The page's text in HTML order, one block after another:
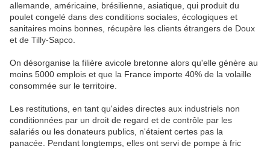
allemande, américaine, brésilienne, asiatique, qui produit du
poulet congelé dans des conditions sociales, écologiques et
sanitaires moins bonnes, récupère les clients étrangers de Doux
et de Tilly-Sapco.
On désorganise la filière avicole bretonne alors qu'elle génère au
moins 5000 emplois et que la France importe 40% de la volaille
consommée sur le territoire.
Les restitutions, en tant qu'aides directes aux industriels non
conditionnées par un droit de regard et de contrôle par les
salariés ou les donateurs publics, n'étaient certes pas la
panacée. Pendant longtemps, elles ont servi de pompe à fric